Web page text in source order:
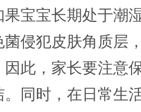
果宝宝长期处于潮
菌侵犯皮肤角质层
因此，家长要注意
。同时，在日常生